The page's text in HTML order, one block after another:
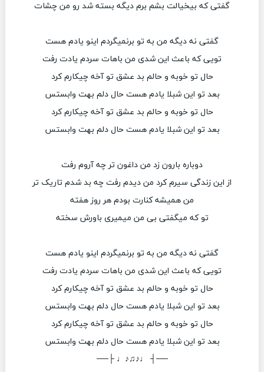
گفتی که بیخیالت بشم برم دیگه بسته شد رو من چشات
گفتی نه دیگه من به تو برنمیگردم اینو یادم هست
تویی که باعث این شدی من باهات سردم یادت رفت
حال تو خوبه و حالم بد عشق تو آخه چیکارم کرد
بعد تو این شبلا یادم هست حال دلم بهت وابستس
حال تو خوبه و حالم بد عشق تو آخه چیکارم کرد
بعد تو این شبلا یادم هست حال دلم بهت وابستس
دوباره بارون زد من داغون تر چه آروم رفت
از این زندگی سیرم کرد من دیدم رفت چه بد شدم تاریک تر
من همیشه کنارت بودم هر روز هفته
تو که میگفتی بی من میمیری باورش سخته
گفتی نه دیگه من به تو برنمیگردم اینو یادم هست
تویی که باعث این شدی من باهات سردم یادت رفت
حال تو خوبه و حالم بد عشق تو آخه چیکارم کرد
بعد تو این شبلا یادم هست حال دلم بهت وابستس
حال تو خوبه و حالم بد عشق تو آخه چیکارم کرد
بعد تو این شبلا یادم هست حال دلم بهت وابستس
──┤ ♩♪♫♪♩ ├──